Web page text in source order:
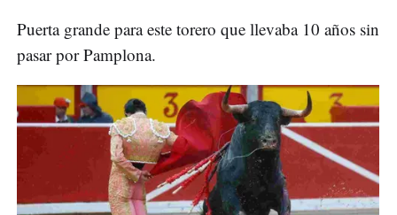
Puerta grande para este torero que llevaba 10 años sin
pasar por Pamplona.